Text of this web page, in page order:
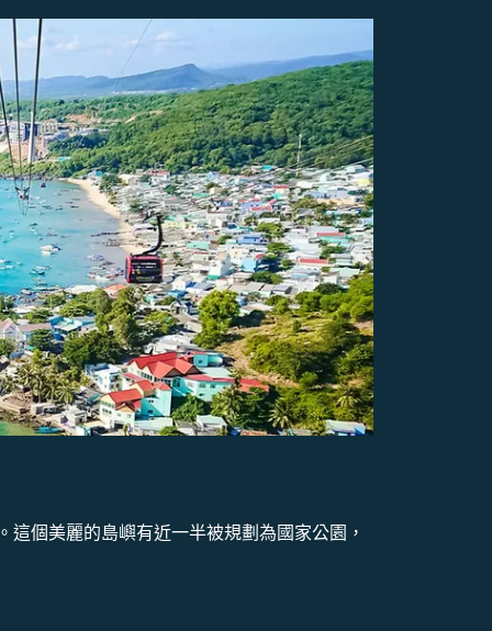
個美麗的島嶼有近一半被規劃為國家公園，